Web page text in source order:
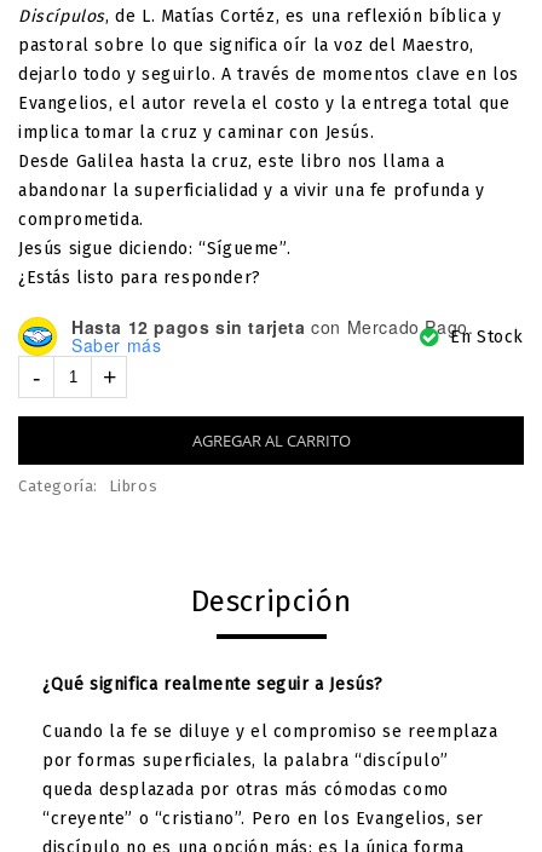
Discípulos, de L. Matías Cortéz, es una reflexión bíblica y
pastoral sobre lo que significa oír la voz del Maestro,
dejarlo todo y seguirlo. A través de momentos clave en los
Evangelios, el autor revela el costo y la entrega total que
implica tomar la cruz y caminar con Jesús.
Desde Galilea hasta la cruz, este libro nos llama a
abandonar la superficialidad y a vivir una fe profunda y
comprometida.
Jesús sigue diciendo: “Sígueme”.
¿Estás listo para responder?
En Stock
Hasta 12 pagos sin tarjeta con Mercado Pago.
Saber más
AGREGAR AL CARRITO
Categoría: Libros
Descripción
¿Qué significa realmente seguir a Jesús?
Cuando la fe se diluye y el compromiso se reemplaza
por formas superficiales, la palabra “discípulo”
queda desplazada por otras más cómodas como
“creyente” o “cristiano”. Pero en los Evangelios, ser